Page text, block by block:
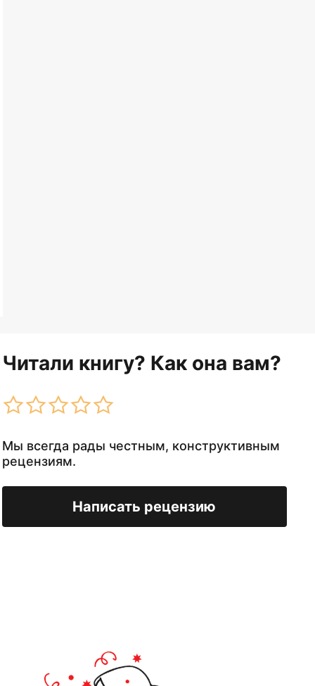
Читали книгу? Как она вам?
Мы всегда рады честным, конструктивным
рецензиям.
Написать рецензию